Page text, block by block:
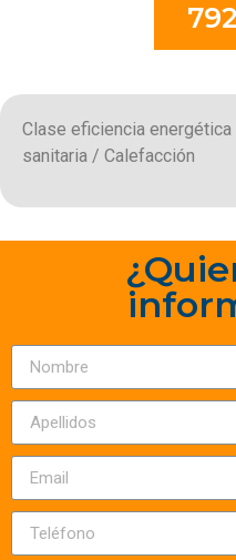
Clase eficiencia energética
sanitaria / Calefacción